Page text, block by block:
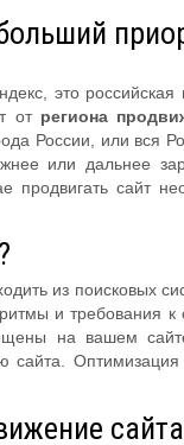
это российская
от региона
России, или вся
или дальнее
продвигать сайт
из поисковых
и требования к
на вашем
Оптимизация